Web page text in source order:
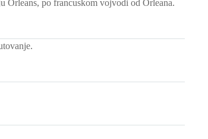
Orleans, po francuskom vojvodi od Orleana.